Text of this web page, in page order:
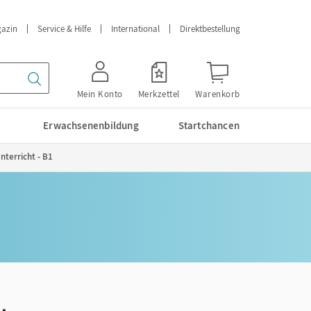
Service & Hilfe International Direktbestellung
Mein Konto Merkzettel Warenkorb
Erwachsenenbildung Startchancen
- B1